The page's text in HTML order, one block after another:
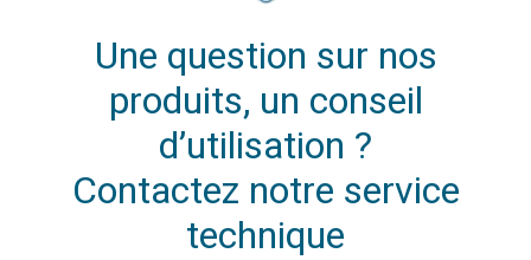
Une question sur nos
produits, un conseil
d’utilisation ?
Contactez notre service
technique